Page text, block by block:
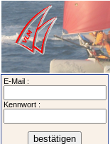
E-Mail :
Kennwort :